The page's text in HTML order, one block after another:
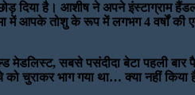
दिया है। आशीष ने अपने इंस्टाग्राम
में आपके तोशु के रूप में लगभग 4 वर्षों
सबसे पसंदीदा बेटा पहली बार
को चुराकर भाग गया था… क्या नहीं